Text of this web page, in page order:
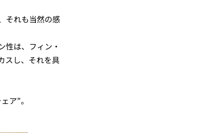
それも当然の感
性は、フィン・
スし、それを具
ア”。